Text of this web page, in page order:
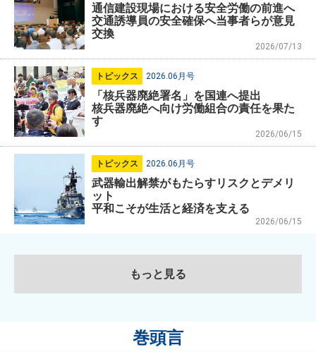
2026/07/13
通信建設現場における安全労働の前進へ
交通誘導員の安全確保へ当事者らが意見
交換
トピックス 2026.06月号
2026/06/15
「核兵器廃絶署名」を国連へ提出
核兵器廃絶へ向け労働組合の責任を果た
す
トピックス 2026.06月号
2026/06/15
武器輸出解禁がもたらすリスクとデメリ
ット
平和こそが生活と経済を支える
もっと見る
巻頭言